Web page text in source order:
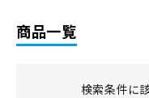
商品一覧
検索条件に